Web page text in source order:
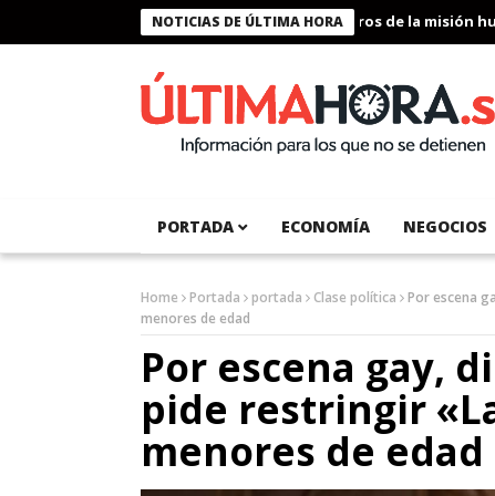
NOTICIAS DE ÚLTIMA HORA
Presidente Bukele condecora a miembros de la misión
PORTADA ECONOMÍA NEGOCIOS
Home Portada portada Clase política
Por escena
menores de edad
Por escena gay,
pide restringir
menores de edad